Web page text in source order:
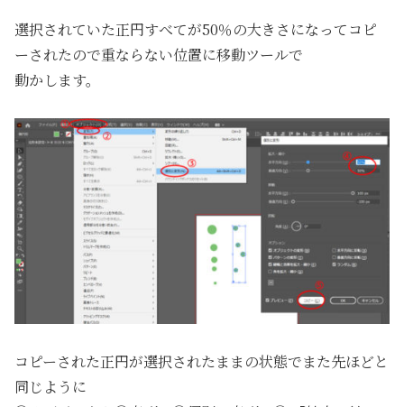
選択されていた正円すべてが50％の大きさになってコピ
ーされたので重ならない位置に移動ツールで
動かします。
コピーされた正円が選択されたままの状態でまた先ほどと
同じように